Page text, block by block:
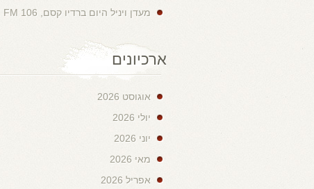
מעדן ויניל היום ברדיו קסם, 106 FM
ארכיונים
אוגוסט 2026
יולי 2026
יוני 2026
מאי 2026
אפריל 2026